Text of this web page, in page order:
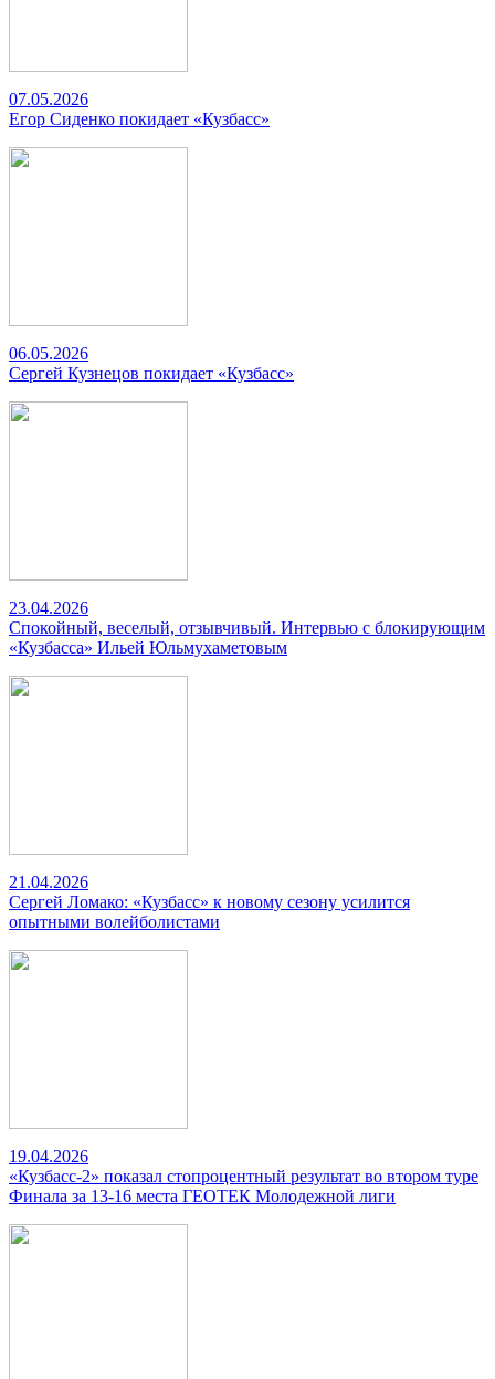
07.05.2026
Егор Сиденко покидает «Кузбасс»
06.05.2026
Сергей Кузнецов покидает «Кузбасс»
23.04.2026
Спокойный, веселый, отзывчивый. Интервью с блокирующим
«Кузбасса» Ильей Юльмухаметовым
21.04.2026
Сергей Ломако: «Кузбасс» к новому сезону усилится
опытными волейболистами
19.04.2026
«Кузбасс-2» показал стопроцентный результат во втором туре
Финала за 13-16 места ГЕОТЕК Молодежной лиги